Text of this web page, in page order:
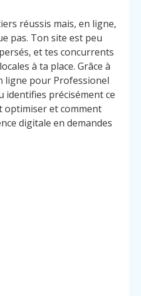
réussis mais, en ligne,
pas. Ton site est peu
et tes concurrents
à ta place. Grâce à
ligne pour Professionel
identifies précisément ce
optimiser et comment
digitale en demandes